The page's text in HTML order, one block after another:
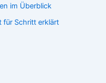
im Überblick
für Schritt erklärt